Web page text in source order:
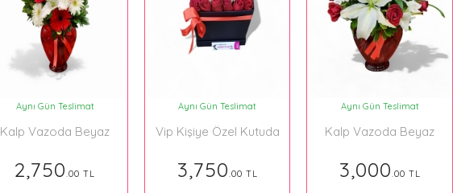
Aynı Gün Teslimat
Kalp Vazoda Beyaz
2,750.00 TL
Aynı Gün Teslimat
Vip Kişiye Özel Kutuda
3,750.00 TL
Aynı Gün Teslimat
Kalp Vazoda Beyaz
3,000.00 TL